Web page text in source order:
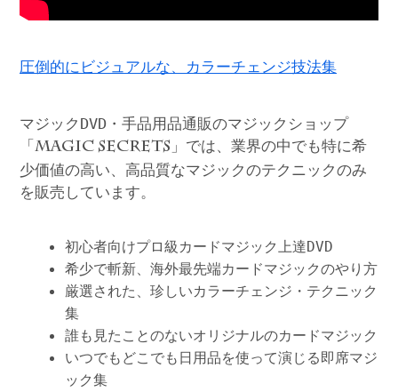
圧倒的にビジュアルな、カラーチェンジ技法集
マジックDVD・手品用品通販のマジックショップ
「 MAGIC SECRETS 」では、業界の中でも特に希
少価値の高い、高品質なマジックのテクニックのみ
を販売しています。
初心者向けプロ級カードマジック上達DVD
希少で斬新、海外最先端カードマジックのやり方
厳選された、珍しいカラーチェンジ・テクニック
集
誰も見たことのないオリジナルのカードマジック
いつでもどこでも日用品を使って演じる即席マジ
ック集